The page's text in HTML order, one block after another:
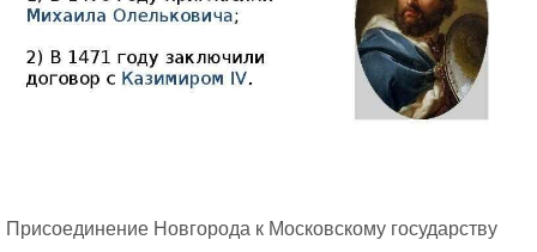
Присоединение Новгорода к Московскому государству